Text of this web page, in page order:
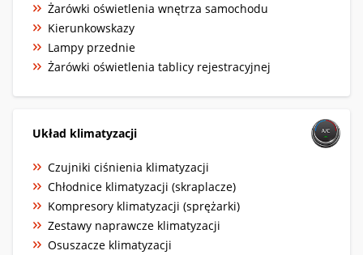
Żarówki oświetlenia wnętrza samochodu
Kierunkowskazy
Lampy przednie
Żarówki oświetlenia tablicy rejestracyjnej
Układ klimatyzacji
Czujniki ciśnienia klimatyzacji
Chłodnice klimatyzacji (skraplacze)
Kompresory klimatyzacji (sprężarki)
Zestawy naprawcze klimatyzacji
Osuszacze klimatyzacji